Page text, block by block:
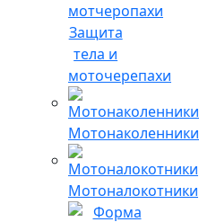
Защита
тела и
моточерепахи
Мотонаколенники
Мотоналокотники